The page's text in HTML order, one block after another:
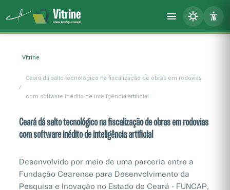
Vitrine
Ceará dá salto tecnológico na fiscalização de obras em rodovias
com software inédito de inteligência artificial
Ceará dá salto tecnológico na fiscalização de obras em rodovias
com software inédito de inteligência artificial
Desenvolvido por meio de uma parceria entre a
Fundação Cearense para Desenvolvimento da
Pesquisa e Inovação no Estado do Ceará - FUNCAP,